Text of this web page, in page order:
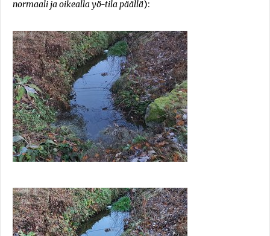
normaali ja oikealla yö-tila päällä):